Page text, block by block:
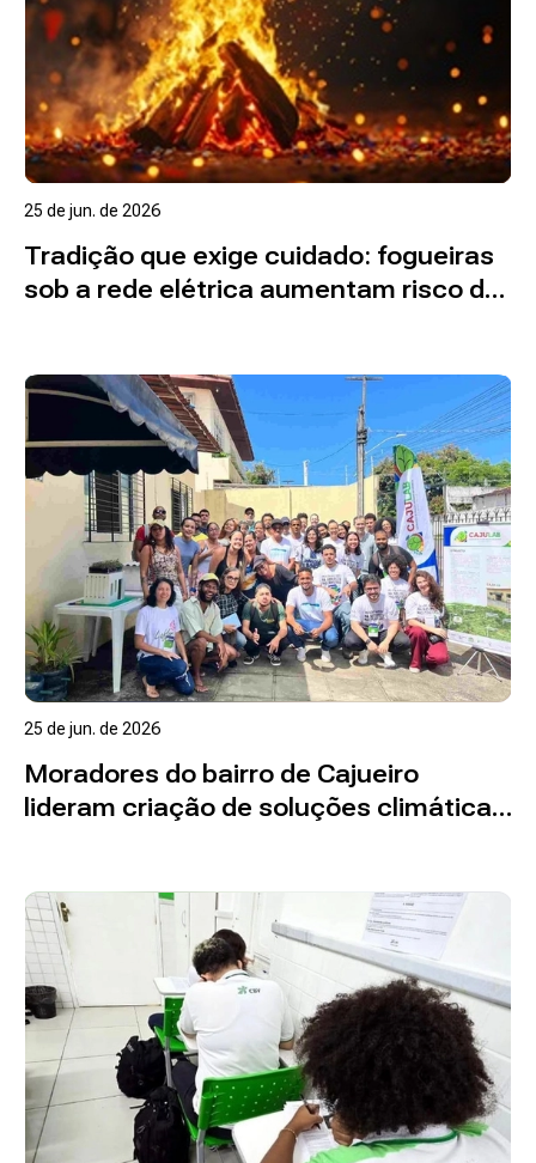
25 de jun. de 2026
Tradição que exige cuidado: fogueiras
sob a rede elétrica aumentam risco de
25 de jun. de 2026
Moradores do bairro de Cajueiro
lideram criação de soluções climáticas